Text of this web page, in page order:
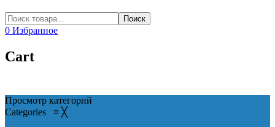
Поиск
0 Избранное
Cart
Просмотр категорий
Categories ≡ ╳